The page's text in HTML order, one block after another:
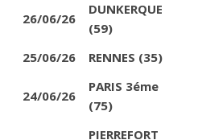
26/06/26
DUNKERQUE
(59)
25/06/26
RENNES (35)
24/06/26
PARIS 3éme
(75)
PIERREFORT